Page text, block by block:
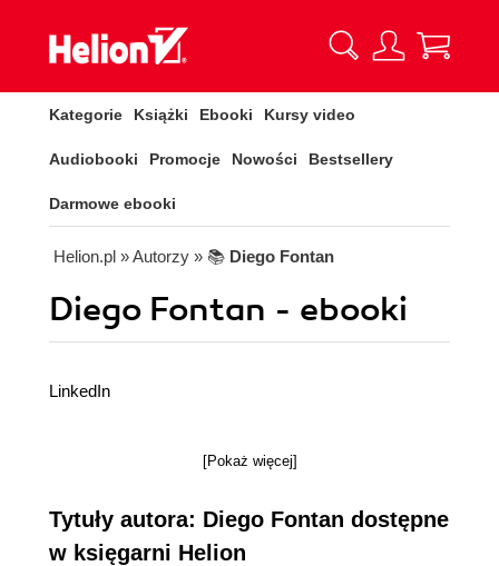
Kategorie Książki Ebooki Kursy video
Audiobooki Promocje Nowości Bestsellery
Darmowe ebooki
Helion.pl » Autorzy » 📚 Diego Fontan
Diego Fontan - ebooki
LinkedIn
[Pokaż więcej]
Tytuły autora: Diego Fontan dostępne
w księgarni Helion